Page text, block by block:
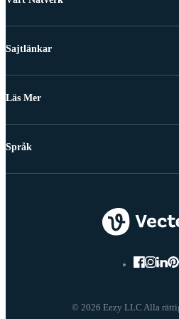
Sajtlänkar
Läs Mer
© 2026 Eezy LLC Alla
Språk